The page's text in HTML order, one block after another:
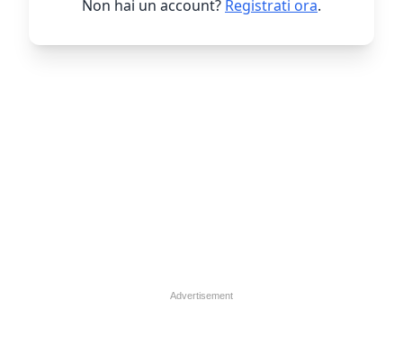
Non hai un account? Registrati ora.